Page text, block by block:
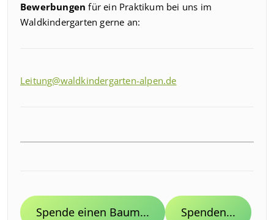
Bewerbungenfür ein Praktikum bei uns im
Waldkindergarten gerne an:
Leitung@waldkindergarten-alpen.de
Spende einen Baum... Spenden...